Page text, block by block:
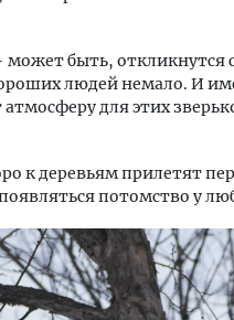
быть, откликнутся
людей немало. И
атмосферу для этих
к деревьям прилетят
потомство у